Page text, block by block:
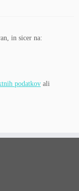
in sicer na:
podatkov ali